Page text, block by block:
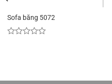
Sofa băng 5072
sao